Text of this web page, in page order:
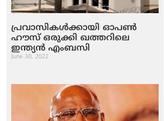
പ്രവാസികള്‍ക്കായി ഓപണ്‍
ഹൗസ് ഒരുക്കി ഖത്തറിലെ
ഇന്ത്യന്‍ എംബസി
June 30, 2022